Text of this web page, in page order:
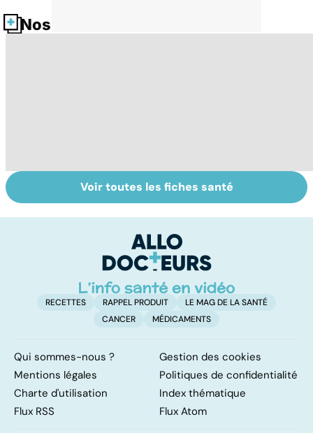
Nos fiches santé
Tout savoir sur
les infections
Tout savoir sur
les maux du froid
Voir toutes les fiches santé
RECETTES RAPPEL PRODUIT
LE MAG DE LA SANTÉ
CANCER
MÉDICAMENTS
Qui sommes-nous ?
Gestion des cookies
Mentions légales
Politiques de confidentialité
Charte d'utilisation
Index thématique
Flux RSS
Flux Atom